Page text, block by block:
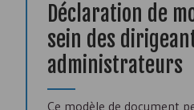
Déclaration de
sein des
administrateurs
Ce modèle de document